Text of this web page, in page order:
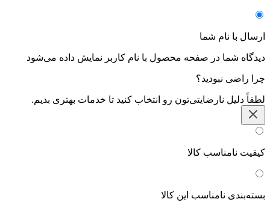
ارسال با نام شما
دیدگاه شما در صفحه محصول با نام کاربر نمایش داده می‌شود
چرا راضی نبودید؟
لطفاً دلیل نارضایتی‌تون رو انتخاب کنید تا خدمات بهتری بدیم.
کیفیت نامناسب کالا
بسته‌بندی نامناسب این کالا